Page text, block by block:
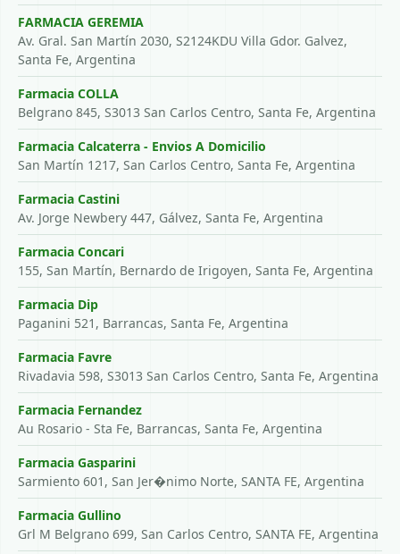
FARMACIA GEREMIA
Av. Gral. San Martín 2030, S2124KDU Villa Gdor. Galvez,
Santa Fe, Argentina
Farmacia COLLA
Belgrano 845, S3013 San Carlos Centro, Santa Fe, Argentina
Farmacia Calcaterra - Envios A Domicilio
San Martín 1217, San Carlos Centro, Santa Fe, Argentina
Farmacia Castini
Av. Jorge Newbery 447, Gálvez, Santa Fe, Argentina
Farmacia Concari
155, San Martín, Bernardo de Irigoyen, Santa Fe, Argentina
Farmacia Dip
Paganini 521, Barrancas, Santa Fe, Argentina
Farmacia Favre
Rivadavia 598, S3013 San Carlos Centro, Santa Fe, Argentina
Farmacia Fernandez
Au Rosario - Sta Fe, Barrancas, Santa Fe, Argentina
Farmacia Gasparini
Sarmiento 601, San Jer�nimo Norte, SANTA FE, Argentina
Farmacia Gullino
Grl M Belgrano 699, San Carlos Centro, SANTA FE, Argentina